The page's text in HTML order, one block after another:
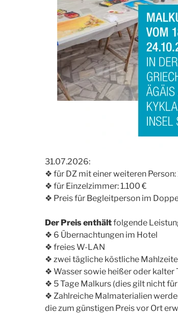
31.07.2026:
❖ für DZ mit einer weiteren Person:
❖ für Einzelzimmer: 1.100 €
❖ Preis für Begleitperson im
Der Preis enthältfolgende
❖ 6 Übernachtungen im Hotel
❖ freies W-LAN
❖ zwei tägliche köstliche
❖ Wasser sowie heißer oder kalter
❖ 5 Tage Malkurs (dies gilt nicht
❖ Zahlreiche Malmaterialien
die zum günstigen Preis vor Ort